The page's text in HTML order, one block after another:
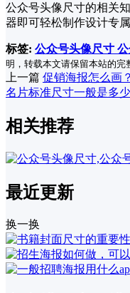
公众号头像尺寸的相关
器即可轻松制作设计专属
标签: 公众号头像尺寸
明，转载本文请保留本站的完
上一篇 促销海报怎么画
名片标准尺寸一般是多
相关推荐
最近更新
换一换